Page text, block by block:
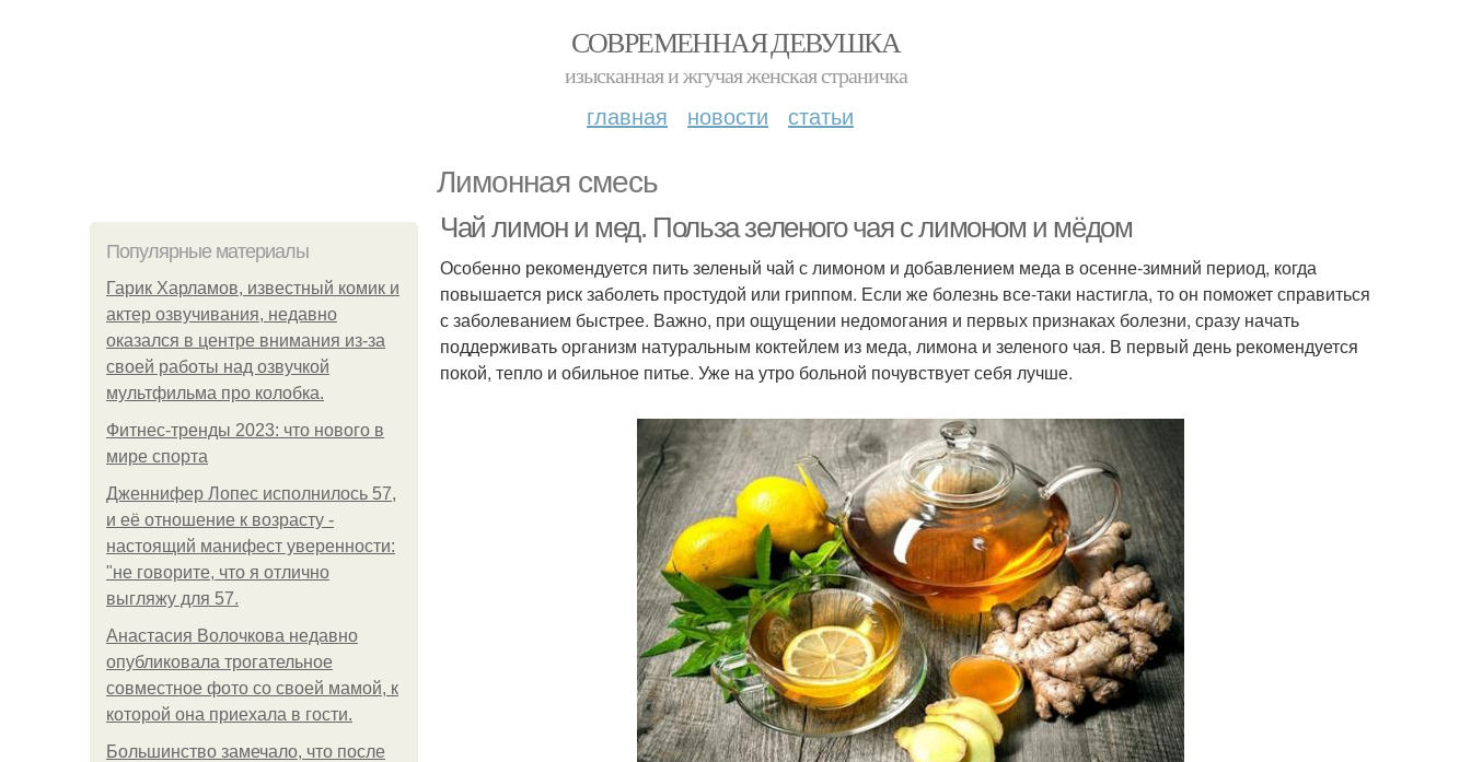
СОВРЕМЕННАЯ ДЕВУШКА
изысканная и жгучая женская страничка
главная новости статьи
Лимонная смесь
Популярные материалы
Гарик Харламов, известный комик и
актер озвучивания, недавно
оказался в центре внимания из-за
своей работы над озвучкой
мультфильма про колобка.
Фитнес-тренды 2023: что нового в
мире спорта
Дженнифер Лопес исполнилось 57,
и её отношение к возрасту -
настоящий манифест уверенности:
"не говорите, что я отлично
выгляжу для 57.
Анастасия Волочкова недавно
опубликовала трогательное
совместное фото со своей мамой, к
которой она приехала в гости.
Большинство замечало, что после
Чай лимон и мед. Польза зеленого чая с лимоном и мёдом
Особенно рекомендуется пить зеленый чай с лимоном и добавлением меда в осенне-зимний период, когда
повышается риск заболеть простудой или гриппом. Если же болезнь все-таки настигла, то он поможет справиться
с заболеванием быстрее. Важно, при ощущении недомогания и первых признаках болезни, сразу начать
поддерживать организм натуральным коктейлем из меда, лимона и зеленого чая. В первый день рекомендуется
покой, тепло и обильное питье. Уже на утро больной почувствует себя лучше.